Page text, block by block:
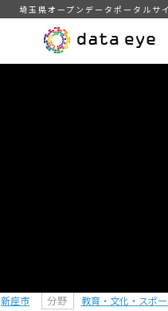
埼玉県オープンデータポータルサ
新座市 分野 教育・文化・スポ